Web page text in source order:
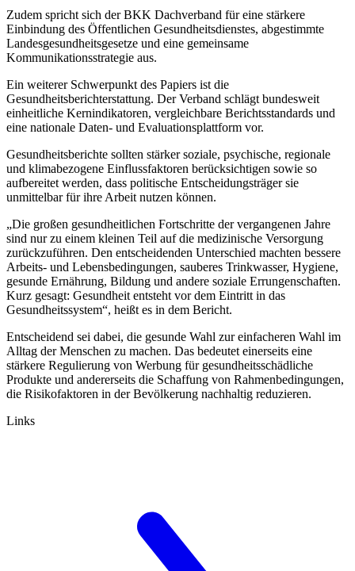
Zudem spricht sich der BKK Dachverband für eine stärkere
Einbindung des Öffentlichen Gesundheitsdienstes, abgestimmte
Landesgesundheitsgesetze und eine gemeinsame
Kommunikationsstrategie aus.
Ein weiterer Schwerpunkt des Papiers ist die
Gesundheitsberichterstattung. Der Verband schlägt bundesweit
einheitliche Kernindikatoren, vergleichbare Berichtsstandards und
eine nationale Daten- und Evaluationsplattform vor.
Gesundheitsberichte sollten stärker soziale, psychische, regionale
und klimabezogene Einflussfaktoren berücksichtigen sowie so
aufbereitet werden, dass politische Entscheidungsträger sie
unmittelbar für ihre Arbeit nutzen können.
„Die großen gesundheitlichen Fortschritte der vergangenen Jahre
sind nur zu einem kleinen Teil auf die medizinische Versorgung
zurückzuführen. Den entscheidenden Unterschied machten bessere
Arbeits- und Lebensbedingungen, sauberes Trinkwasser, Hygiene,
gesunde Ernährung, Bildung und andere soziale Errungenschaften.
Kurz gesagt: Gesundheit entsteht vor dem Eintritt in das
Gesundheitssystem“, heißt es in dem Bericht.
Entscheidend sei dabei, die gesunde Wahl zur einfacheren Wahl im
Alltag der Menschen zu machen. Das bedeutet einerseits eine
stärkere Regulierung von Werbung für gesundheitsschädliche
Produkte und andererseits die Schaffung von Rahmenbedingungen,
die Risikofaktoren in der Bevölkerung nachhaltig reduzieren.
Links